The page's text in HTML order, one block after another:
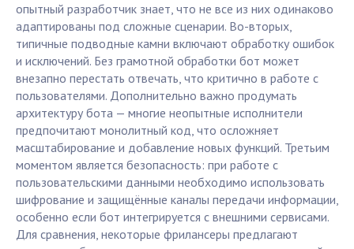
опытный разработчик знает, что не все из них одинаково
адаптированы под сложные сценарии. Во-вторых,
типичные подводные камни включают обработку ошибок
и исключений. Без грамотной обработки бот может
внезапно перестать отвечать, что критично в работе с
пользователями. Дополнительно важно продумать
архитектуру бота — многие неопытные исполнители
предпочитают монолитный код, что осложняет
масштабирование и добавление новых функций. Третьим
моментом является безопасность: при работе с
пользовательскими данными необходимо использовать
шифрование и защищённые каналы передачи информации,
особенно если бот интегрируется с внешними сервисами.
Для сравнения, некоторые фрилансеры предлагают